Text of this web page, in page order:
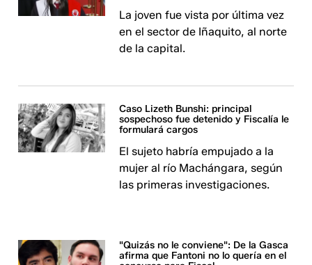
La joven fue vista por última vez
en el sector de Iñaquito, al norte
de la capital.
Caso Lizeth Bunshi: principal
sospechoso fue detenido y Fiscalía le
formulará cargos
El sujeto habría empujado a la
mujer al río Machángara, según
las primeras investigaciones.
"Quizás no le conviene": De la Gasca
afirma que Fantoni no lo quería en el